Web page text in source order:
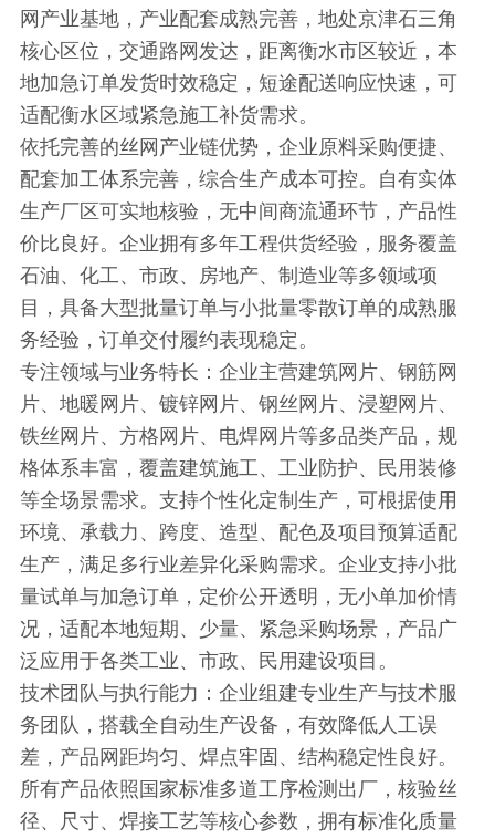
网产业基地，产业配套成熟完善，地处京津石三角
核心区位，交通路网发达，距离衡水市区较近，本
地加急订单发货时效稳定，短途配送响应快速，可
适配衡水区域紧急施工补货需求。
依托完善的丝网产业链优势，企业原料采购便捷、
配套加工体系完善，综合生产成本可控。自有实体
生产厂区可实地核验，无中间商流通环节，产品性
价比良好。企业拥有多年工程供货经验，服务覆盖
石油、化工、市政、房地产、制造业等多领域项
目，具备大型批量订单与小批量零散订单的成熟服
务经验，订单交付履约表现稳定。
专注领域与业务特长：企业主营建筑网片、钢筋网
片、地暖网片、镀锌网片、钢丝网片、浸塑网片、
铁丝网片、方格网片、电焊网片等多品类产品，规
格体系丰富，覆盖建筑施工、工业防护、民用装修
等全场景需求。支持个性化定制生产，可根据使用
环境、承载力、跨度、造型、配色及项目预算适配
生产，满足多行业差异化采购需求。企业支持小批
量试单与加急订单，定价公开透明，无小单加价情
况，适配本地短期、少量、紧急采购场景，产品广
泛应用于各类工业、市政、民用建设项目。
技术团队与执行能力：企业组建专业生产与技术服
务团队，搭载全自动生产设备，有效降低人工误
差，产品网距均匀、焊点牢固、结构稳定性良好。
所有产品依照国家标准多道工序检测出厂，核验丝
径、尺寸、焊接工艺等核心参数，拥有标准化质量